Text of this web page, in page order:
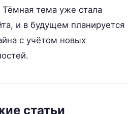
Тёмная тема уже стала
и в будущем планируется
с учётом новых
статьи